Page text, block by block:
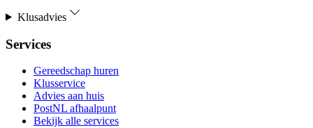
Klusadvies
Services
Gereedschap huren
Klusservice
Advies aan huis
PostNL afhaalpunt
Bekijk alle services